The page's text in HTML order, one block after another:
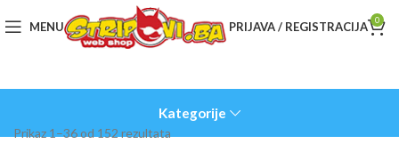
MENU PRIJAVA / REGISTRACIJA 0
Kategorije
Prikaz 1–36 od 152 rezultata